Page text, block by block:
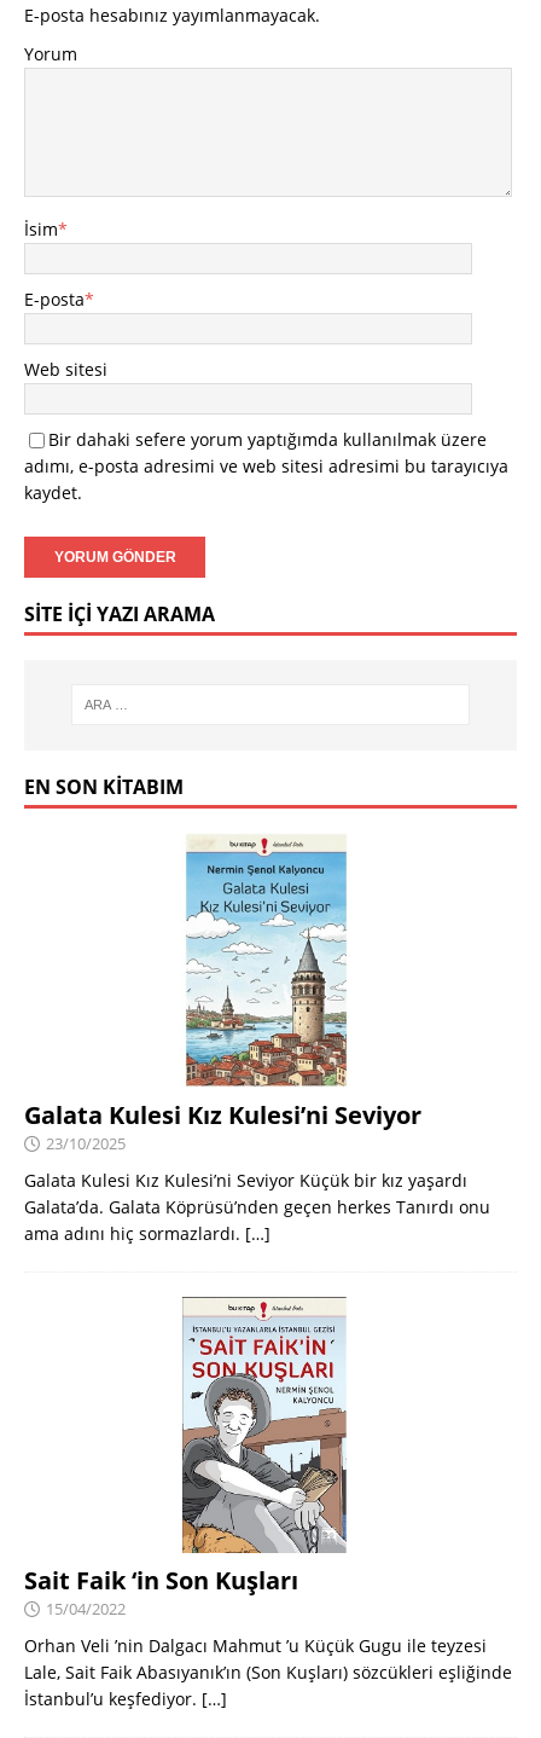
E-posta hesabınız yayımlanmayacak.
Yorum
İsim*
E-posta*
Web sitesi
Bir dahaki sefere yorum yaptığımda kullanılmak üzere
adımı, e-posta adresimi ve web sitesi adresimi bu tarayıcıya
kaydet.
SITE İÇI YAZI ARAMA
EN SON KITABIM
Galata Kulesi Kız Kulesi’ni Seviyor
23/10/2025
Galata Kulesi Kız Kulesi’ni Seviyor Küçük bir kız yaşardı
Galata’da. Galata Köprüsü’nden geçen herkes Tanırdı onu
ama adını hiç sormazlardı. […]
Sait Faik ‘in Son Kuşları
15/04/2022
Orhan Veli ’nin Dalgacı Mahmut ’u Küçük Gugu ile teyzesi
Lale, Sait Faik Abasıyanık’ın (Son Kuşları) sözcükleri eşliğinde
İstanbul’u keşfediyor. […]